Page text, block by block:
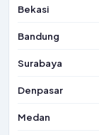
Bekasi
Bandung
Surabaya
Denpasar
Medan